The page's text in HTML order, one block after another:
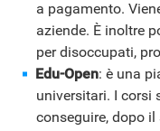
a pagamento.
aziende. È inoltre
per disoccupati,
Edu-Open: è una
universitari. I corsi
conseguire, dopo